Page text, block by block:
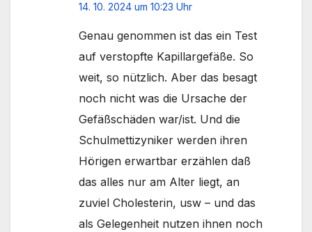
14. 10. 2024 um 10:23 Uhr
Genau genommen ist das ein Test
auf verstopfte Kapillargefäße. So
weit, so nützlich. Aber das besagt
noch nicht was die Ursache der
Gefäßschäden war/ist. Und die
Schulmettizyniker werden ihren
Hörigen erwartbar erzählen daß
das alles nur am Alter liegt, an
zuviel Cholesterin, usw – und das
als Gelegenheit nutzen ihnen noch